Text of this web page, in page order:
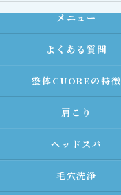
メニュー
よくある質問
整体CUOREの特徴
肩こり
ヘッドスパ
毛穴洗浄